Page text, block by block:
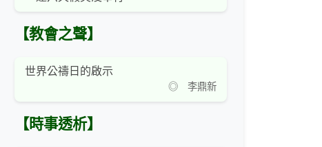
【教會之聲】
世界公禱日的啟示
◎ 李鼎新
【時事透析】